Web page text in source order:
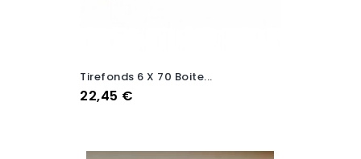
Tirefonds 6 X 70 Boite...
Prix
22,45 €